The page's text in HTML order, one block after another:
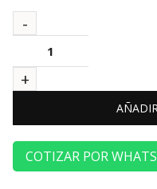
COTIZAR POR